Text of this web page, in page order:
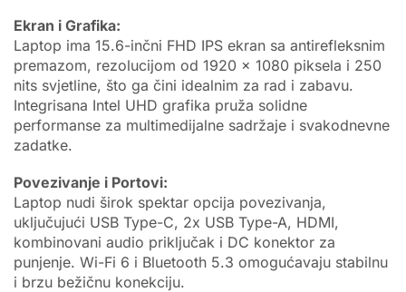
Ekran i Grafika:
Laptop ima 15.6-inčni FHD IPS ekran sa antirefleksnim
premazom, rezolucijom od 1920 x 1080 piksela i 250
nits svjetline, što ga čini idealnim za rad i zabavu.
Integrisana Intel UHD grafika pruža solidne
performanse za multimedijalne sadržaje i svakodnevne
zadatke.
Povezivanje i Portovi:
Laptop nudi širok spektar opcija povezivanja,
uključujući USB Type-C, 2x USB Type-A, HDMI,
kombinovani audio priključak i DC konektor za
punjenje. Wi-Fi 6 i Bluetooth 5.3 omogućavaju stabilnu
i brzu bežičnu konekciju.